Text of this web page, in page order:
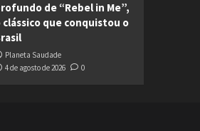
de “Rebel in Me”,
clássico que conquistou o
Planeta Saudade
4 de agosto de 2026
0